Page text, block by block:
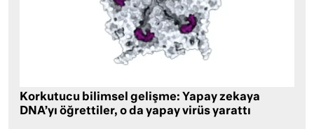
Korkutucu bilimsel gelişme: Yapay zekaya
DNA’yı öğrettiler, o da yapay virüs yarattı